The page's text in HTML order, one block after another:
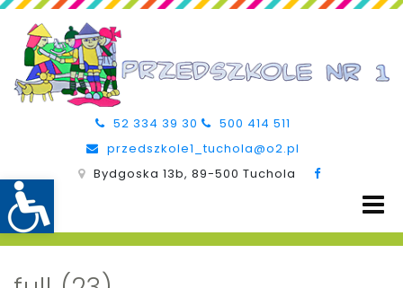
52 334 39 30
500 414 511
przedszkole1_tuchola@o2.pl
Bydgoska 13b, 89-500 Tuchola